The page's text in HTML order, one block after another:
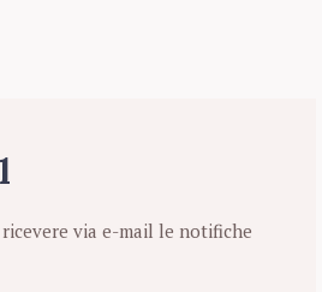
via e-mail le notifiche